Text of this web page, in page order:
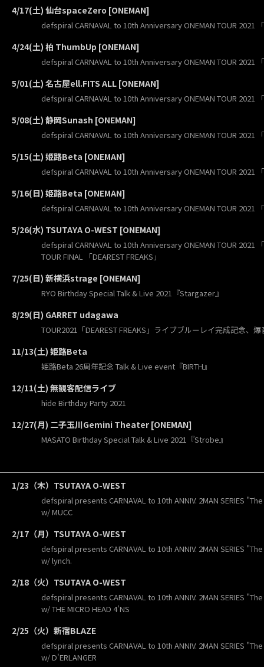
4/17(土) 仙台spaceZero [ONEMAN]
defspiral CARNAVAL to 10th Anniversary ONEMAN TOUR 2021
4/24(土) 柏 ThumbUp [ONEMAN]
defspiral CARNAVAL to 10th Anniversary ONEMAN TOUR 2021
5/01(土) 名古屋ell.FITS ALL [ONEMAN]
defspiral CARNAVAL to 10th Anniversary ONEMAN TOUR 2021
5/08(土) 静岡Sunash [ONEMAN]
defspiral CARNAVAL to 10th Anniversary ONEMAN TOUR 2021
5/15(土) 姫路Beta [ONEMAN]
defspiral CARNAVAL to 10th Anniversary ONEMAN TOUR 2021
5/16(日) 姫路Beta [ONEMAN]
defspiral CARNAVAL to 10th Anniversary ONEMAN TOUR 2021
5/26(水) TSUTAYA O-WEST [ONEMAN]
defspiral CARNAVAL to 10th Anniversary ONEMAN TOUR 2021
TOUR FINAL 「DEAREST FREAKS」
7/25(日) 新横浜strage [ONEMAN]
RYO Birthday Special Talk & Live 2021『Stargazer』
8/29(日) GARRET udagawa
TOUR2021「DEAREST FREAKS」ライブブルーレイ完成記念、
11/13(土) 姫路Beta
姫路Beta 26周年記念 Talk & Live event『BIRTH』
12/11(土) 無観客配信ライブ
hide Birthday Party 2021
12/27(月) 二子玉川Gemini Theater [ONEMAN]
MASATO Birthday Special Talk & Live 2021『Strobe』
1/23（木）TSUTAYA O-WEST
defspiral presents CARNAVAL to 10th ANNIV. 2MAN SERIES "The
w/ MUCC
2/17（月）TSUTAYA O-WEST
defspiral presents CARNAVAL to 10th ANNIV. 2MAN SERIES "The
w/ lynch.
2/18（火）TSUTAYA O-WEST
defspiral presents CARNAVAL to 10th ANNIV. 2MAN SERIES "The
w/ THE MICRO HEAD 4'NS
2/25（火）新宿BLAZE
defspiral presents CARNAVAL to 10th ANNIV. 2MAN SERIES "The
w/ D'ERLANGER